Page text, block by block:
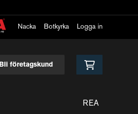
Nacka Botkyrka Logga in
Bli företagskund
REA